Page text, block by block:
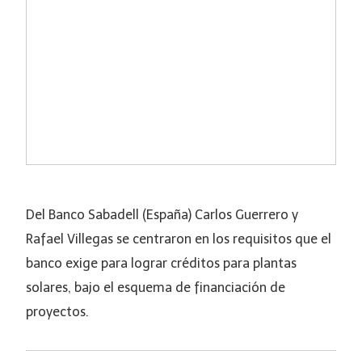
Del Banco Sabadell (España) Carlos Guerrero y
Rafael Villegas se centraron en los requisitos que el
banco exige para lograr créditos para plantas
solares, bajo el esquema de financiación de
proyectos.